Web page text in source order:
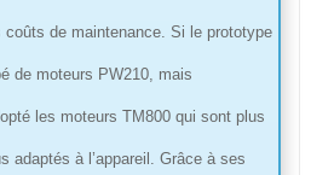
coûts de maintenance. Si le prototype
de moteurs PW210, mais
les moteurs TM800 qui sont plus
adaptés à l’appareil. Grâce à ses